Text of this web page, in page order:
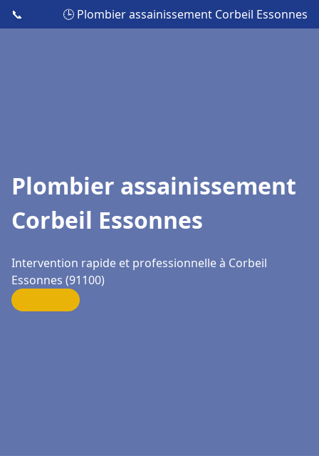
📞 🕒 Plombier assainissement Corbeil Essonnes
Plombier assainissement
Corbeil Essonnes
Intervention rapide et professionnelle à Corbeil
Essonnes (91100)